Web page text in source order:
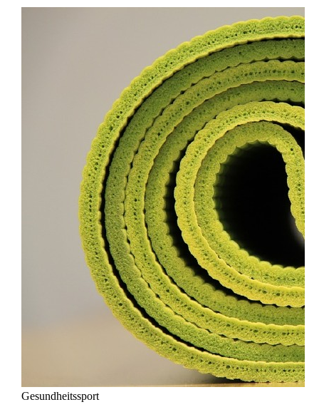
Gesundheitssport